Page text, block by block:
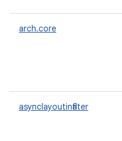
arch.core
asynclayoutinflater